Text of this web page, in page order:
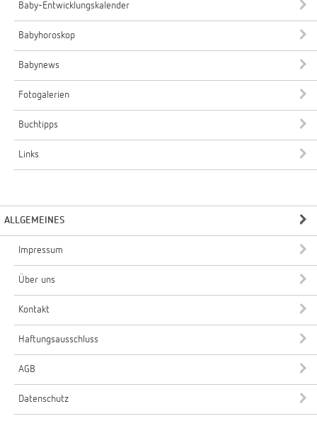
Baby-Entwicklungskalender
Babyhoroskop
Babynews
Fotogalerien
Buchtipps
Links
ALLGEMEINES
Impressum
Über uns
Kontakt
Haftungsausschluss
AGB
Datenschutz